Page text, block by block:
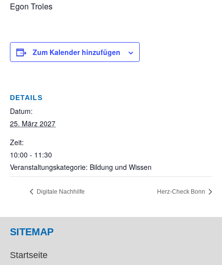
Egon Troles
Zum Kalender hinzufügen
DETAILS
Datum:
25. März 2027
Zeit:
10:00 - 11:30
Veranstaltungskategorie: Bildung und Wissen
Digitale Nachhilfe Herz-Check Bonn
SITEMAP
Startseite